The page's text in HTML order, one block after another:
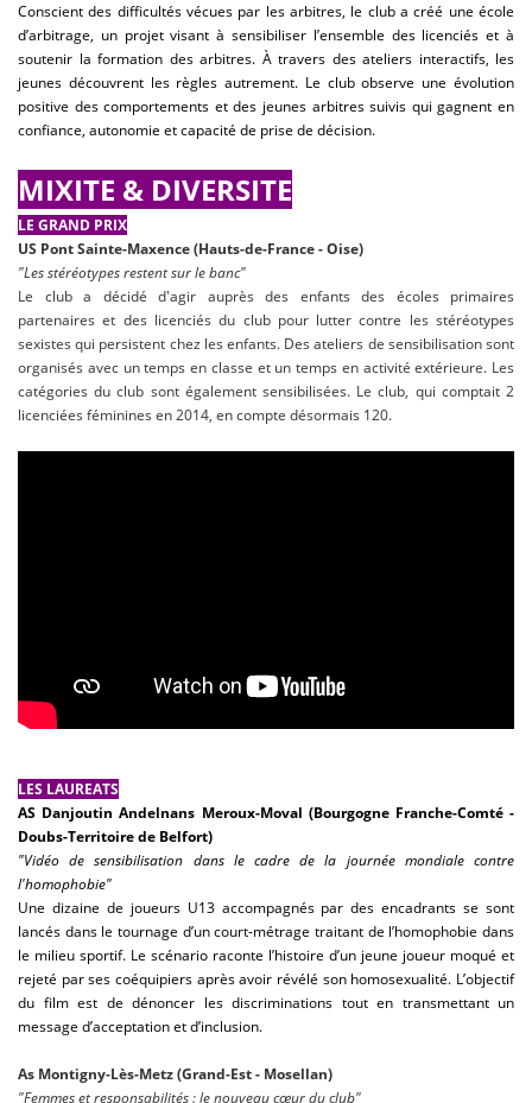
Conscient des difficultés vécues par les arbitres, le club a créé une école
d’arbitrage, un projet visant à sensibiliser l’ensemble des licenciés et à
soutenir la formation des arbitres. À travers des ateliers interactifs, les
jeunes découvrent les règles autrement. Le club observe une évolution
positive des comportements et des jeunes arbitres suivis qui gagnent en
confiance, autonomie et capacité de prise de décision.
MIXITE & DIVERSITE
LE GRAND PRIX
US Pont Sainte-Maxence (Hauts-de-France - Oise)
"Les stéréotypes restent sur le banc"
Le club a décidé d'agir auprès des enfants des écoles primaires
partenaires et des licenciés du club pour lutter contre les stéréotypes
sexistes qui persistent chez les enfants. Des ateliers de sensibilisation sont
organisés avec un temps en classe et un temps en activité extérieure. Les
catégories du club sont également sensibilisées. Le club, qui comptait 2
licenciées féminines en 2014, en compte désormais 120.
LES LAUREATS
AS Danjoutin Andelnans Meroux-Moval (Bourgogne Franche-Comté -
Doubs-Territoire de Belfort)
"Vidéo de sensibilisation dans le cadre de la journée mondiale contre
l'homophobie"
Une dizaine de joueurs U13 accompagnés par des encadrants se sont
lancés dans le tournage d’un court-métrage traitant de l’homophobie dans
le milieu sportif. Le scénario raconte l’histoire d’un jeune joueur moqué et
rejeté par ses coéquipiers après avoir révélé son homosexualité. L’objectif
du film est de dénoncer les discriminations tout en transmettant un
message d’acceptation et d’inclusion.
As Montigny-Lès-Metz (Grand-Est - Mosellan)
"Femmes et responsabilités : le nouveau cœur du club"